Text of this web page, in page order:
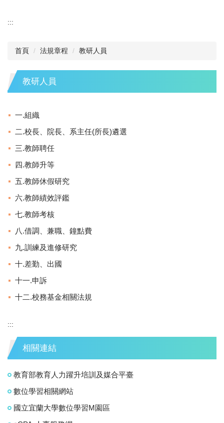
:::
首頁 法規章程 教研人員
教研人員
一.組織
二.校長、院長、系主任(所長)遴選
三.教師聘任
四.教師升等
五.教師休假研究
六.教師績效評鑑
七.教師考核
八.借調、兼職、鐘點費
九.訓練及進修研究
十.差勤、出國
十一.申訴
十二.校務基金相關法規
:::
相關連結
教育部教育人力躍升培訓及媒合平臺
數位學習相關網站
國立宜蘭大學數位學習M園區